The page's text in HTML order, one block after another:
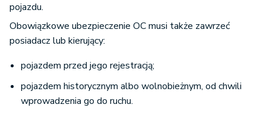
pojazdu.
Obowiązkowe ubezpieczenie OC musi także zawrzeć
posiadacz lub kierujący:
pojazdem przed jego rejestracją;
pojazdem historycznym albo wolnobieżnym, od chwili
wprowadzenia go do ruchu.